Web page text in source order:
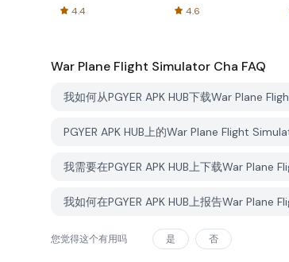
4.4
Spreadsheets
4.6
War Plane Flight Simulator Cha FAQ
我如何从PGYER APK HUB下载War Plane
PGYER APK HUB上的War Plane Flight
我需要在PGYER APK HUB上下载War Plane
我如何在PGYER APK HUB上报告War Plane
您觉得这个有用吗 是 否